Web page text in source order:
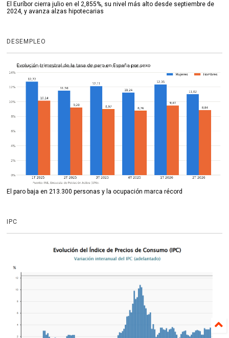
El Euríbor cierra julio en el 2,855%, su nivel más alto desde septiembre de
2024, y avanza alzas hipotecarias
DESEMPLEO
El paro baja en 213.300 personas y la ocupación marca récord
IPC